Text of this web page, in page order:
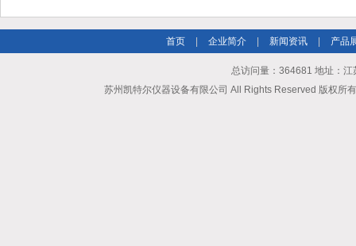
首页 企业简介 新闻资讯 产品
总访问量：364681 地址：
苏州凯特尔仪器设备有限公司 All Rights Reserved 版权所